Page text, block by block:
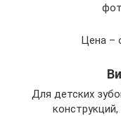
Цена –
Для детских